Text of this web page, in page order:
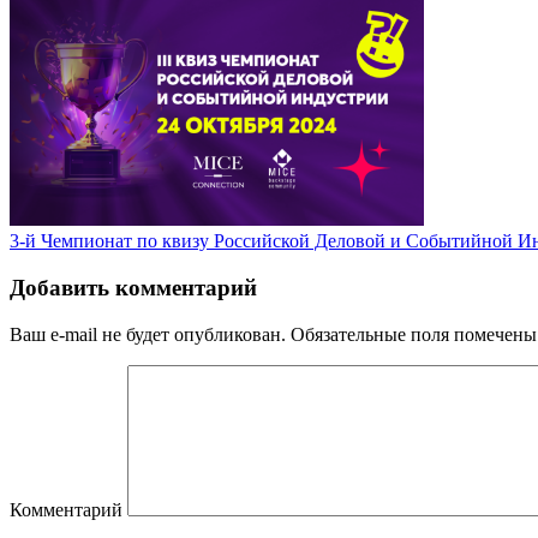
3-й Чемпионат по квизу Российской Деловой и Событийной
Добавить комментарий
Ваш e-mail не будет опубликован. Обязательные поля помечены
Комментарий